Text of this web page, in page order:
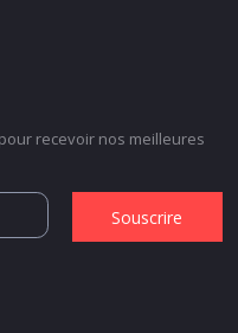
recevoir nos meilleures
Souscrire